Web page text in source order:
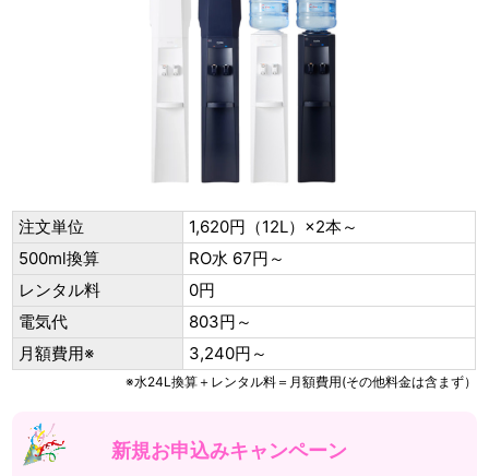
注文単位
1,620円（12L）×2本～
500ml換算
RO水 67円～
レンタル料
0円
電気代
803円～
月額費用※
3,240円～
※水24L換算＋レンタル料＝月額費用(その他料金は含まず）
新規お申込みキャンペーン